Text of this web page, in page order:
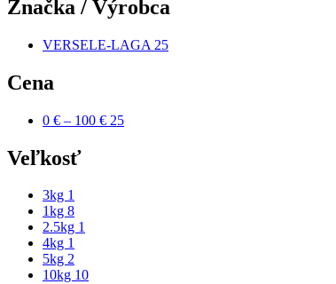
Značka / Výrobca
VERSELE-LAGA 25
Cena
0 € – 100 € 25
Veľkosť
3kg 1
1kg 8
2.5kg 1
4kg 1
5kg 2
10kg 10